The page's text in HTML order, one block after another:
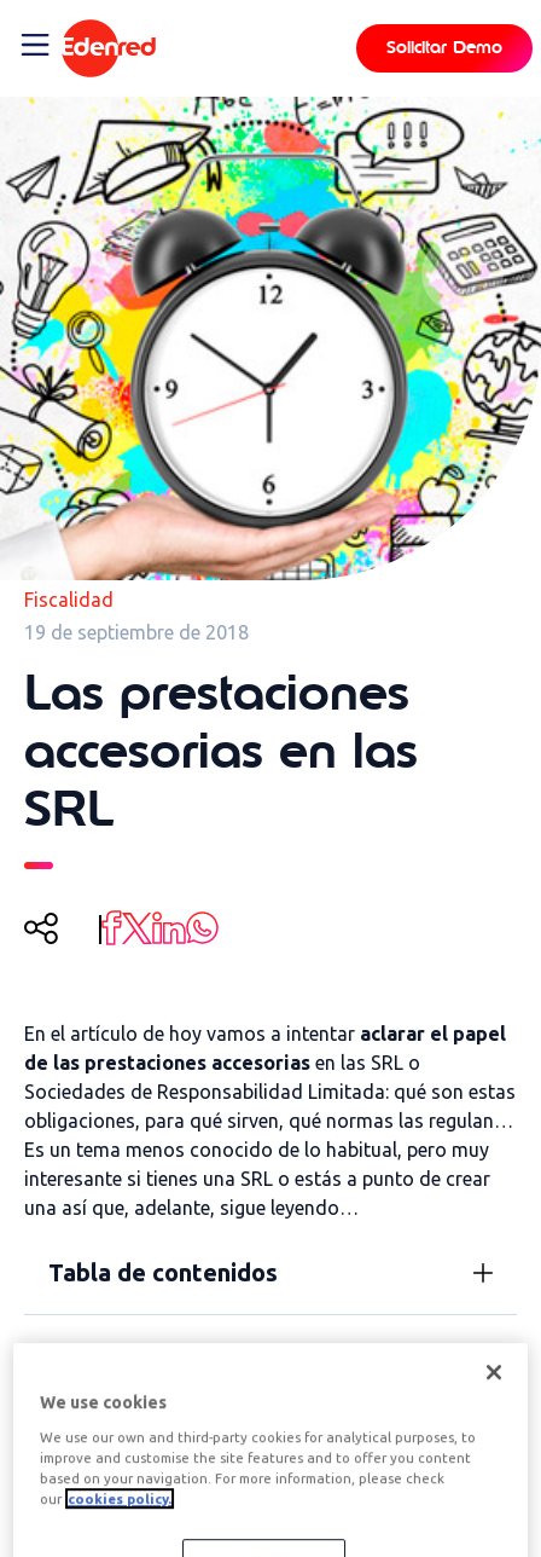
Solicitar Demo
Fiscalidad
19 de septiembre de 2018
Las prestaciones
accesorias en las
SRL
En el artículo de hoy vamos a intentar aclarar el papel
de las prestaciones accesorias en las SRL o
Sociedades de Responsabilidad Limitada: qué son estas
obligaciones, para qué sirven, qué normas las regulan…
Es un tema menos conocido de lo habitual, pero muy
interesante si tienes una SRL o estás a punto de crear
una así que, adelante, sigue leyendo…
Tabla de contenidos
accesorias?
Como solemos hacer en este tipo de artículos, vamos a
We use cookies
We use our own and third-party cookies for analytical purposes, to
improve and customise the site features and to offer you content
based on your navigation. For more information, please check
our cookies policy.